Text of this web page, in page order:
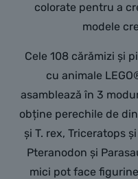
colorate pentru a
modele
Cele 108 cărămizi și
cu animale
asamblează în 3
obține perechile de
și T. rex, Triceratops
Pteranodon și
mici pot face